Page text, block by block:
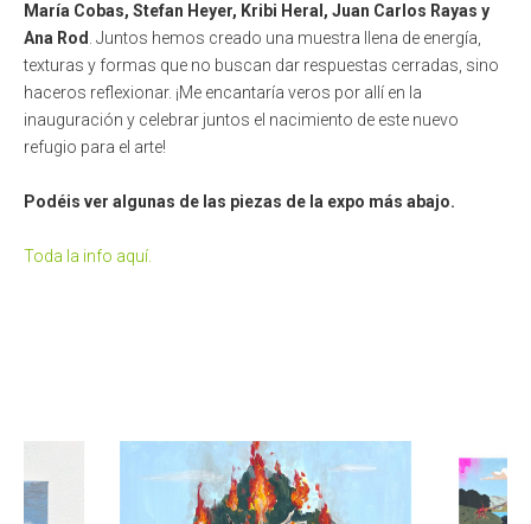
María Cobas, Stefan Heyer, Kribi Heral, Juan Carlos Rayas y
Ana Rod. Juntos hemos creado una muestra llena de energía,
texturas y formas que no buscan dar respuestas cerradas, sino
haceros reflexionar. ¡Me encantaría veros por allí en la
inauguración y celebrar juntos el nacimiento de este nuevo
refugio para el arte!
Podéis ver algunas de las piezas de la expo más abajo.
Toda la info aquí.